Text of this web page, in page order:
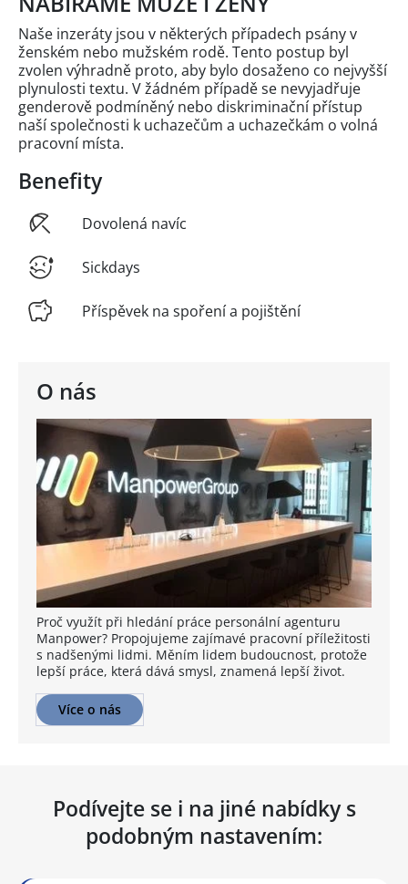
O nás
Proč využít při hledání práce personální agenturu
Manpower? Propojujeme zajímavé pracovní příležitosti
s nadšenými lidmi. Měním lidem budoucnost, protože
lepší práce, která dává smysl, znamená lepší život.
Více o nás
Naše inzeráty jsou v některých případech psány v
ženském nebo mužském rodě. Tento postup byl
zvolen výhradně proto, aby bylo dosaženo co nejvyšší
plynulosti textu. V žádném případě se nevyjadřuje
genderově podmíněný nebo diskriminační přístup
naší společnosti k uchazečům a uchazečkám o volná
pracovní místa.
Benefity
Dovolená navíc
Sickdays
Příspěvek na spoření a pojištění
Podívejte se i na jiné nabídky s
podobným nastavením: